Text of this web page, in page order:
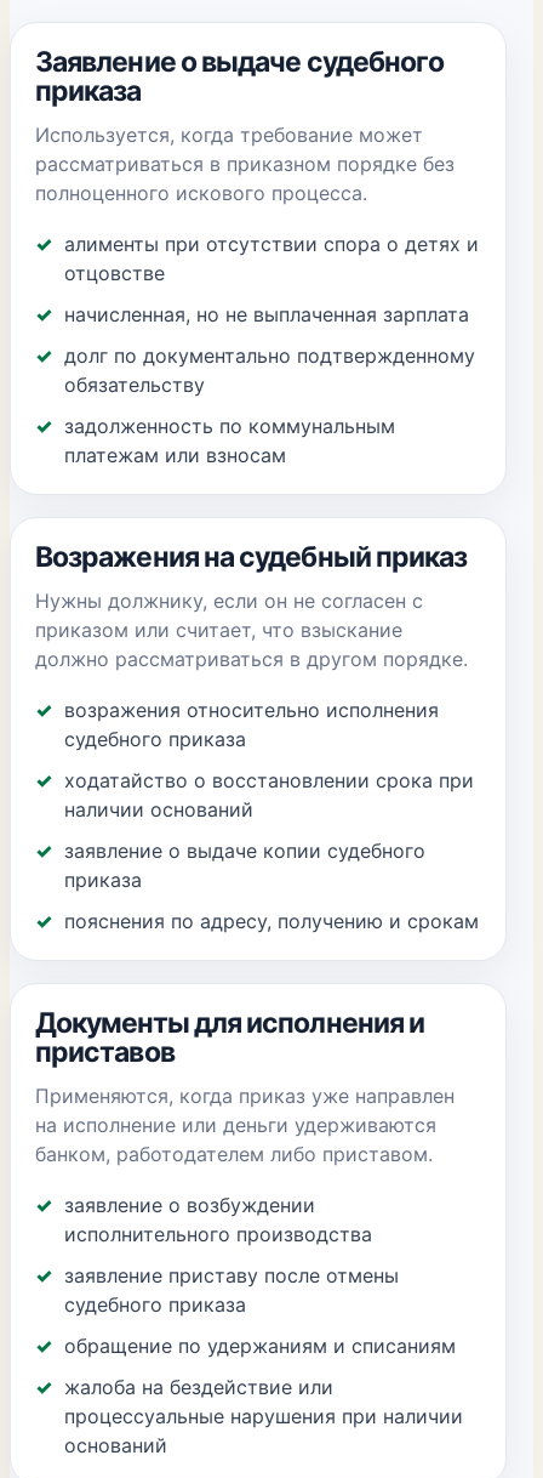
Заявление о выдаче судебного
приказа
Используется, когда требование может
рассматриваться в приказном порядке без
полноценного искового процесса.
алименты при отсутствии спора о детях и
отцовстве
начисленная, но не выплаченная зарплата
долг по документально подтвержденному
обязательству
задолженность по коммунальным
платежам или взносам
Возражения на судебный приказ
Нужны должнику, если он не согласен с
приказом или считает, что взыскание
должно рассматриваться в другом порядке.
возражения относительно исполнения
судебного приказа
ходатайство о восстановлении срока при
наличии оснований
заявление о выдаче копии судебного
приказа
пояснения по адресу, получению и срокам
Документы для исполнения и
приставов
Применяются, когда приказ уже направлен
на исполнение или деньги удерживаются
банком, работодателем либо приставом.
заявление о возбуждении
исполнительного производства
заявление приставу после отмены
судебного приказа
обращение по удержаниям и списаниям
жалоба на бездействие или
процессуальные нарушения при наличии
оснований